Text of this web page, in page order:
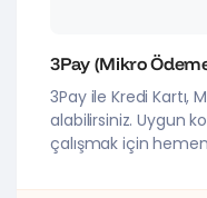
3Pay (Mikro
3Pay ile Kredi Kartı,
alabilirsiniz. Uygun
çalışmak için